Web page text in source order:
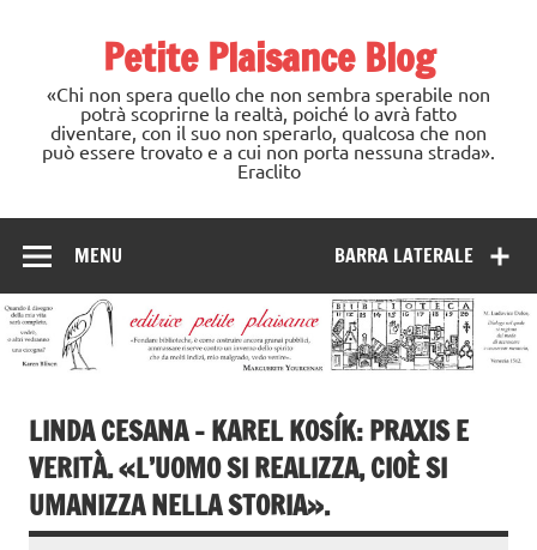
Petite Plaisance Blog
«Chi non spera quello che non sembra sperabile non
potrà scoprirne la realtà, poiché lo avrà fatto
diventare, con il suo non sperarlo, qualcosa che non
può essere trovato e a cui non porta nessuna strada».
Eraclito
BARRA LATERALE
MENU
LINDA CESANA – KAREL KOSÍK: PRAXIS E
VERITÀ. «L’UOMO SI REALIZZA, CIOÈ SI
UMANIZZA NELLA STORIA».